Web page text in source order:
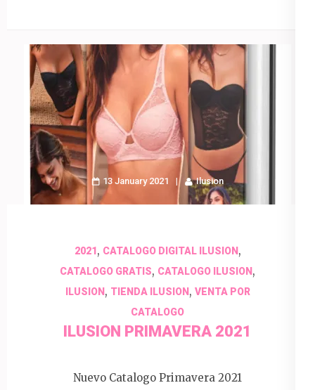
13 January 2021 Ilusion
2021, CATALOGO DIGITAL ILUSION,
CATALOGO GRATIS, CATALOGO ILUSION ,
ILUSION, TIENDA ILUSION, VENTA POR
CATALOGO
ILUSION PRIMAVERA 2021
Nuevo Catalogo Primavera 2021